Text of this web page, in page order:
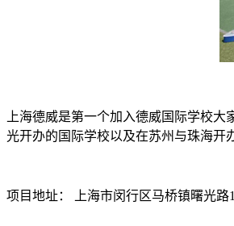
上海德威是第一个加入德威国际学校
光开办的国际学校以及在苏州与珠海开
项目地址： 上海市闵行区马桥镇曙光路